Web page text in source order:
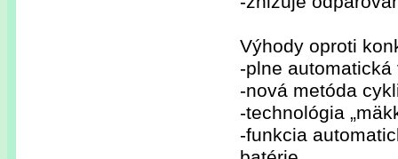
Výhody oproti
-plne automatická
-nová metóda
-technológia
-funkcia